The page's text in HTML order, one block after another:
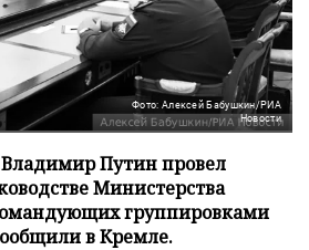
Фото: Алексей Бабушкин/РИА
Новости
Путин провел
Министерства
группировками
в Кремле.